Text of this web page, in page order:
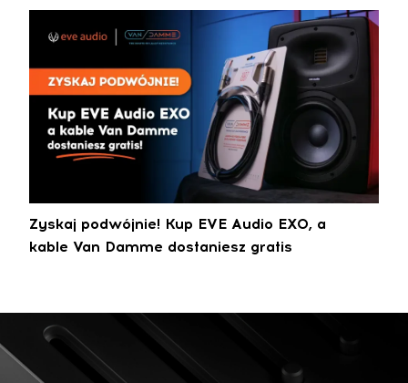
Zyskaj podwójnie! Kup EVE Audio EXO, a
kable Van Damme dostaniesz gratis